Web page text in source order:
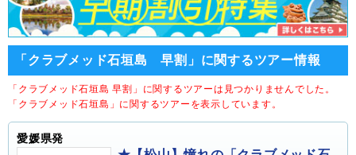
「クラブメッド石垣島 早割」に関するツアー情報
「クラブメッド石垣島 早割」に関するツアーは見つかりませんでした。
「クラブメッド石垣島」に関するツアーを表示しています。
愛媛県発